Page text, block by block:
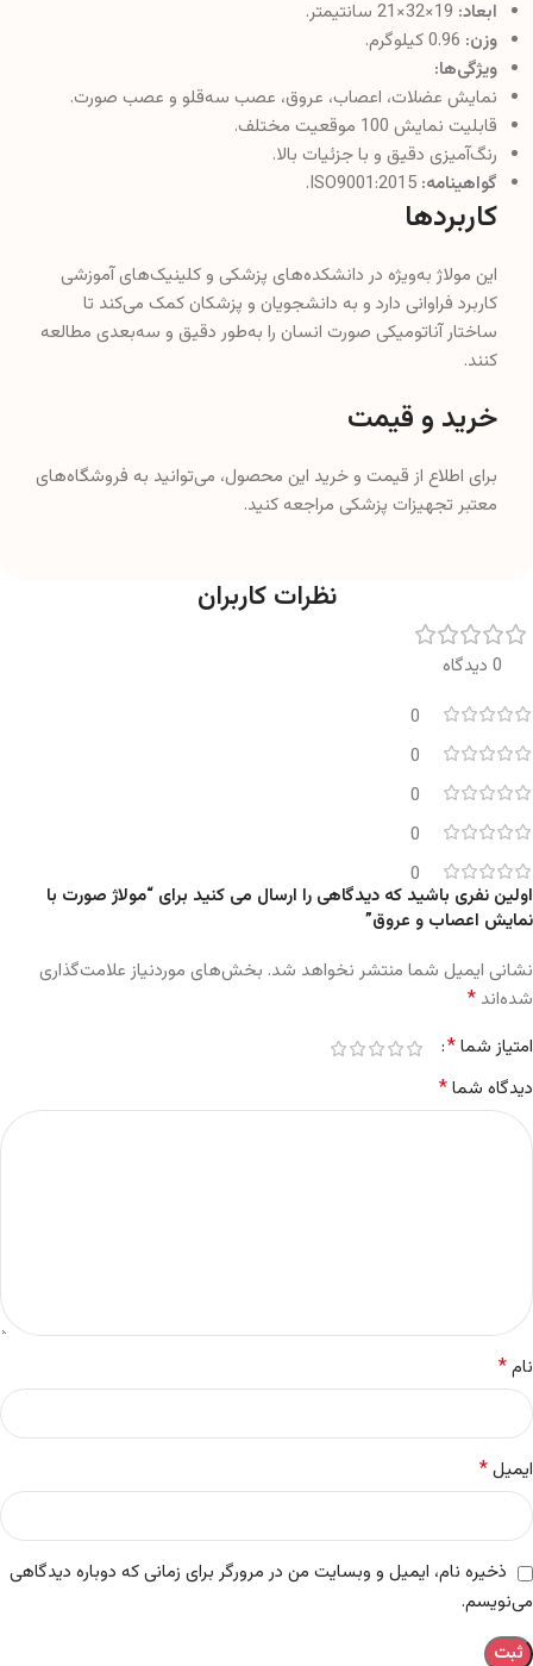
ابعاد:
وزن:
ویژگی‌ها:
نمایش عضلات، اعصاب، عروق، عصب سه‌قلو و عصب صورت.
قابلیت نمایش 100 موقعیت مختلف.
رنگ‌آمیزی دقیق و با جزئیات بالا.
گواهینامه:
کاربردها
این مولاژ به‌ویژه در دانشکده‌های پزشکی و کلینیک‌های آموزشی
کاربرد فراوانی دارد و به دانشجویان و پزشکان کمک می‌کند تا
ساختار آناتومیکی صورت انسان را به‌طور دقیق و سه‌بعدی مطالعه
کنند.
خرید و قیمت
برای اطلاع از قیمت و خرید این محصول، می‌توانید به فروشگاه‌های
معتبر تجهیزات پزشکی مراجعه کنید.
نظرات کاربران
0 دیدگاه
0
0
0
0
0
اولین نفری باشید که دیدگاهی را ارسال می کنید برای “مولاژ صورت با
نمایش اعصاب و عروق”
نشانی ایمیل شما منتشر نخواهد شد. بخش‌های موردنیاز علامت‌گذاری
شده‌اند *
امتیاز شما*
دیدگاه شما*
نام*
ایمیل*
ذخیره نام، ایمیل و وبسایت من در مرورگر برای زمانی که دوباره دیدگاهی
می‌نویسم.